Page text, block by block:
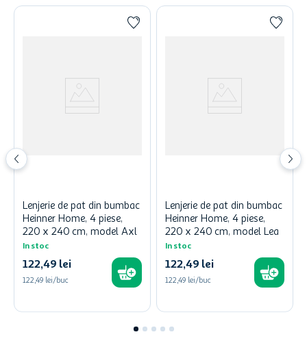
Lenjerie de pat din bumbac
Heinner Home, 4 piese,
220 x 240 cm, model Axl
In stoc
122,49 lei
122,49 lei/buc
Lenjerie de pat din bumbac
Heinner Home, 4 piese,
220 x 240 cm, model Lea
In stoc
122,49 lei
122,49 lei/buc